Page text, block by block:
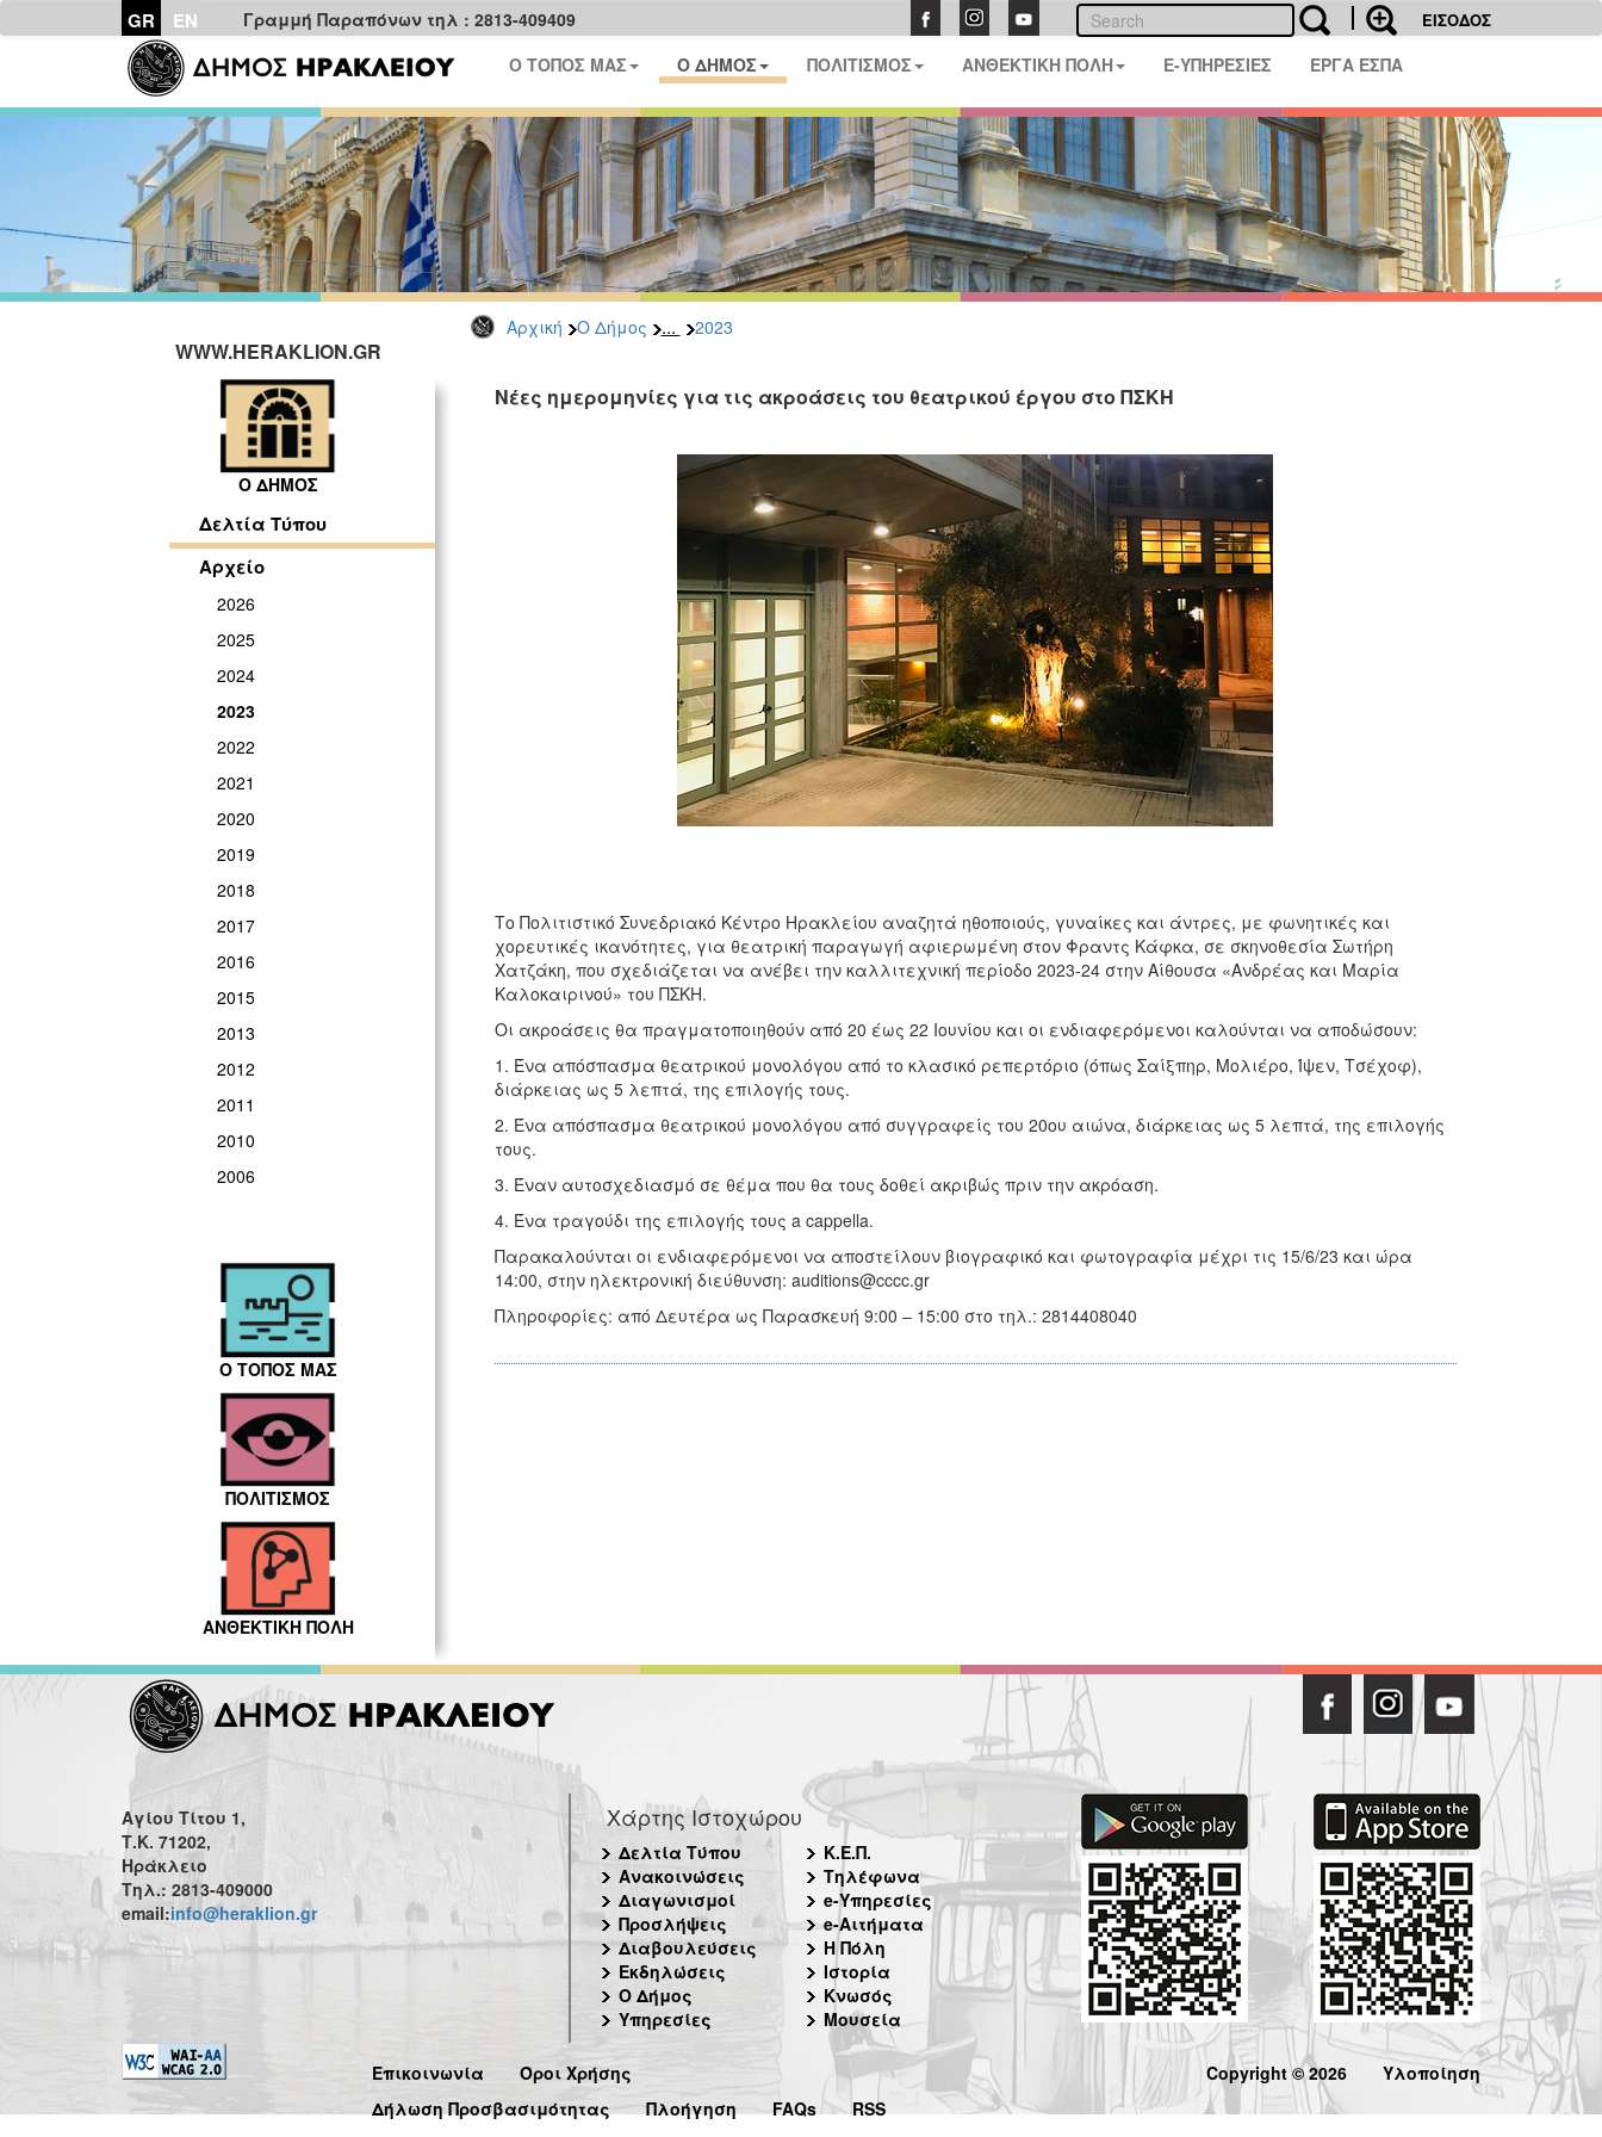
GR EN Γραμμή Παραπόνων τηλ : 2813-409409 ΕΙΣΟΔΟΣ
Ο ΤΟΠΟΣ ΜΑΣ Ο ΔΗΜΟΣ ΠΟΛΙΤΙΣΜΟΣ ΑΝΘΕΚΤΙΚΗ ΠΟΛΗ E-ΥΠΗΡΕΣΙΕΣ ΕΡΓΑ ΕΣΠΑ
Αρχική Ο Δήμος ... 2023
WWW.HERAKLION.GR
Ο ΔΗΜΟΣ
Δελτία Τύπου
Αρχείο
2026
2025
2024
2023
2022
2021
2020
2019
2018
2017
2016
2015
2013
2012
2011
2010
2006
Ο ΤΟΠΟΣ ΜΑΣ
ΠΟΛΙΤΙΣΜΟΣ
ΑΝΘΕΚΤΙΚΗ ΠΟΛΗ
Νέες ημερομηνίες για τις ακροάσεις του θεατρικού έργου στο ΠΣΚΗ
Το Πολιτιστικό Συνεδριακό Κέντρο Ηρακλείου αναζητά ηθοποιούς, γυναίκες και άντρες, με φωνητικές και
χορευτικές ικανότητες, για θεατρική παραγωγή αφιερωμένη στον Φραντς Κάφκα, σε σκηνοθεσία Σωτήρη
Χατζάκη, που σχεδιάζεται να ανέβει την καλλιτεχνική περίοδο 2023-24 στην Αίθουσα «Ανδρέας και Μαρία
Καλοκαιρινού» του ΠΣΚΗ.
Οι ακροάσεις θα πραγματοποιηθούν από 20 έως 22 Ιουνίου και οι ενδιαφερόμενοι καλούνται να αποδώσουν:
1. Ένα απόσπασμα θεατρικού μονολόγου από το κλασικό ρεπερτόριο (όπως Σαίξπηρ, Μολιέρο, Ίψεν, Τσέχοφ),
διάρκειας ως 5 λεπτά, της επιλογής τους.
2. Ένα απόσπασμα θεατρικού μονολόγου από συγγραφείς του 20ου αιώνα, διάρκειας ως 5 λεπτά, της επιλογής
τους.
3. Έναν αυτοσχεδιασμό σε θέμα που θα τους δοθεί ακριβώς πριν την ακρόαση.
4. Ένα τραγούδι της επιλογής τους a cappella.
Παρακαλούνται οι ενδιαφερόμενοι να αποστείλουν βιογραφικό και φωτογραφία μέχρι τις 15/6/23 και ώρα
14:00, στην ηλεκτρονική διεύθυνση: auditions@cccc.gr
Πληροφορίες: από Δευτέρα ως Παρασκευή 9:00 – 15:00 στο τηλ.: 2814408040
Αγίου Τίτου 1,
Τ.Κ. 71202,
Ηράκλειο
Τηλ.: 2813-409000
email:info@heraklion.gr
Χάρτης Ιστοχώρου
Δελτία Τύπου
Ανακοινώσεις
Διαγωνισμοί
Προσλήψεις
Διαβουλεύσεις
Εκδηλώσεις
Ο Δήμος
Υπηρεσίες
Κ.Ε.Π.
Τηλέφωνα
e-Υπηρεσίες
e-Αιτήματα
Η Πόλη
Ιστορία
Κνωσός
Μουσεία
Επικοινωνία
Όροι Χρήσης
Δήλωση Προσβασιμότητας
Πλοήγηση FAQs RSS
Copyright © 2026 Υλοποίηση